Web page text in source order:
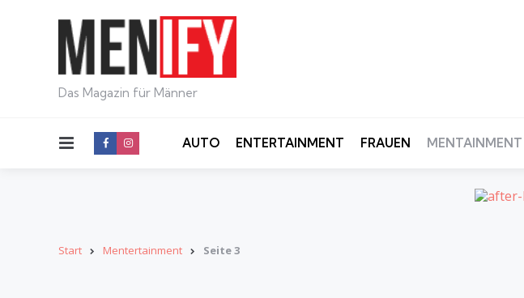
Das Magazin für Männer
Menu AUTO ENTERTAINMENT FRAUEN MENTAINMENT
Start Mentertainment Seite 3